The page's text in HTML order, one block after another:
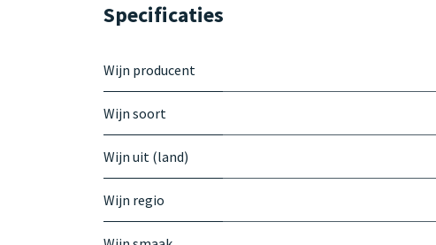
Specificaties
Wijn producent
Wijn soort
Wijn uit (land)
Wijn regio